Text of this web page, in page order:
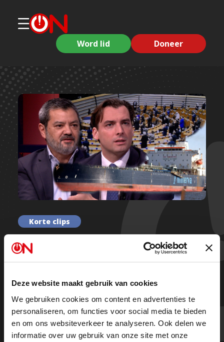
Deze website maakt gebruik van cookies
We gebruiken cookies om content en advertenties te
personaliseren, om functies voor social media te bieden
en om ons websiteverkeer te analyseren. Ook delen we
informatie over uw gebruik van onze site met onze
Word lid Doneer
Korte clips
Verbod op Russische olie komt EU-
politici goed uit
Kijk de hele uitzending